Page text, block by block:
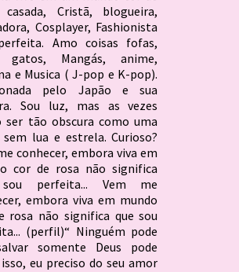
casada, Cristã, blogueira,
Cosplayer, Fashionista
Amo coisas fofas,
gatos, Mangás, anime,
e Musica ( J-pop e K-pop).
pelo Japão e sua
Sou luz, mas as vezes
ser tão obscura como uma
lua e estrela. Curioso?
conhecer, embora viva em
cor de rosa não significa
perfeita... Vem me
embora viva em mundo
rosa não significa que sou
(perfil)“ Ninguém pode
somente Deus pode
eu preciso do seu amor